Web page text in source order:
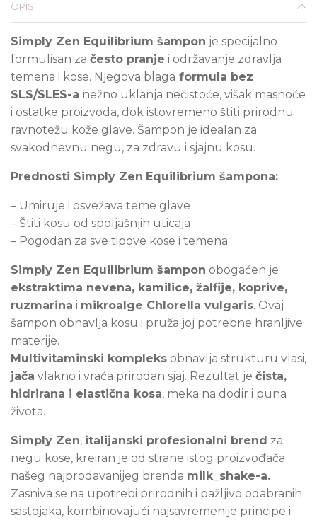
OPIS
Simply Zen Equilibrium šampon je specijalno
formulisan za često pranje i održavanje zdravlja
temena i kose. Njegova blaga formula bez
SLS/SLES-a nežno uklanja nečistoće, višak masnoće
i ostatke proizvoda, dok istovremeno štiti prirodnu
ravnotežu kože glave. Šampon je idealan za
svakodnevnu negu, za zdravu i sjajnu kosu.
Prednosti Simply Zen Equilibrium šampona:
– Umiruje i osvežava teme glave
– Štiti kosu od spoljašnjih uticaja
– Pogodan za sve tipove kose i temena
Simply Zen Equilibrium šampon obogaćen je
ekstraktima nevena, kamilice, žalfije, koprive,
ruzmarina i mikroalge Chlorella vulgaris. Ovaj
šampon obnavlja kosu i pruža joj potrebne hranljive
materije.
Multivitaminski kompleks obnavlja strukturu vlasi,
jača vlakno i vraća prirodan sjaj. Rezultat je čista,
hidrirana i elastična kosa, meka na dodir i puna
života.
Simply Zen, italijanski profesionalni brend za
negu kose, kreiran je od strane istog proizvođača
našeg najprodavanijeg brenda milk_shake-a.
Zasniva se na upotrebi prirodnih i pažljivo odabranih
sastojaka, kombinovajući najsavremenije principe i